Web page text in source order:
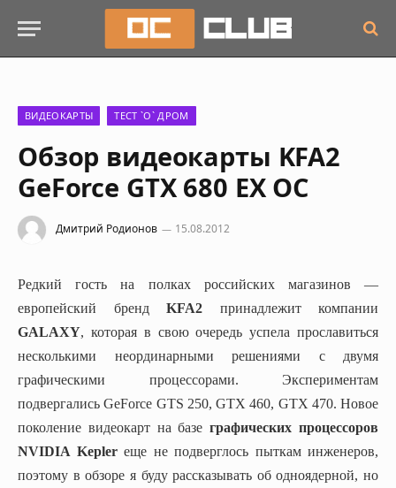
ВИДЕОКАРТЫ ТЕСТ `О` ДРОМ
Обзор видеокарты KFA2
GeForce GTX 680 EX OC
Дмитрий Родионов 15.08.2012
Редкий гость на полках российских магазинов —
европейский бренд KFA2 принадлежит компании
GALAXY, которая в свою очередь успела прославиться
несколькими неординарными решениями с двумя
графическими процессорами. Экспериментам
подвергались GeForce GTS 250, GTX 460, GTX 470. Новое
поколение видеокарт на базеграфических процессоров
NVIDIA Keplerеще не подверглось пыткам инженеров,
поэтому в обзоре я буду рассказывать об одноядерной, но